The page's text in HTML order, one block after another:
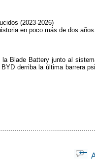
(2023-2026)
en poco más de dos
la Blade Battery junto al
derriba la última barrera